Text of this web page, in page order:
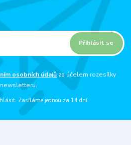
Přihlásit se
osobních údajůza účelem rozesílky
newsletteru.
Zasíláme jednou za 14 dní.